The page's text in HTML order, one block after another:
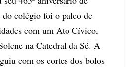
do colégio foi o palco de
com um Ato Cívico,
na Catedral da Sé. A
com os cortes dos bolos